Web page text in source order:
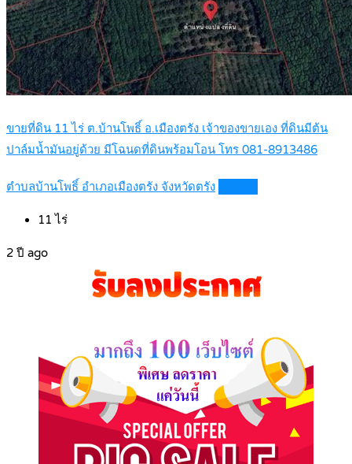
ขายที่ดิน 11 ไร่ ต.บ้านโพธิ์ อ.เมืองตรัง เจ้าของขายเอง ที่ดินมีต้น
ปาล์มน้ำมันอยู่ด้วย มีโฉนดที่ดินพร้อมโอน โทร 081-8913486
ตำบลบ้านโพธิ์ อำเภอเมืองตรัง จังหวัดตรัง
11 ไร่
2 ปี ago